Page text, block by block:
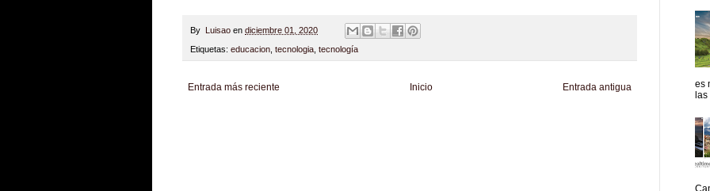
By Luisao en diciembre 01, 2020
Etiquetas: educacion tecnologia tecnología
Entrada más reciente Entrada antigua
Inicio
es